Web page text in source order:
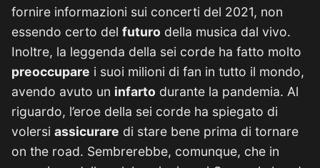
fornire informazioni sui concerti del 2021, non
essendo certo del futuro della musica dal vivo.
Inoltre, la leggenda della sei corde ha fatto molto
preoccupare i suoi milioni di fan in tutto il mondo,
avendo avuto un infarto durante la pandemia. Al
riguardo, l’eroe della sei corde ha spiegato di
volersi assicurare di stare bene prima di tornare
on the road. Sembrerebbe, comunque, che in